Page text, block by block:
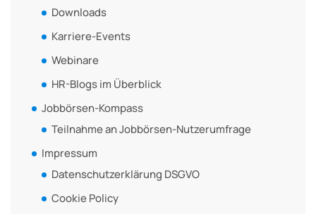
Downloads
Karriere-Events
Webinare
HR-Blogs im Überblick
Jobbörsen-Kompass
Teilnahme an Jobbörsen-Nutzerumfrage
Impressum
Datenschutzerklärung DSGVO
Cookie Policy